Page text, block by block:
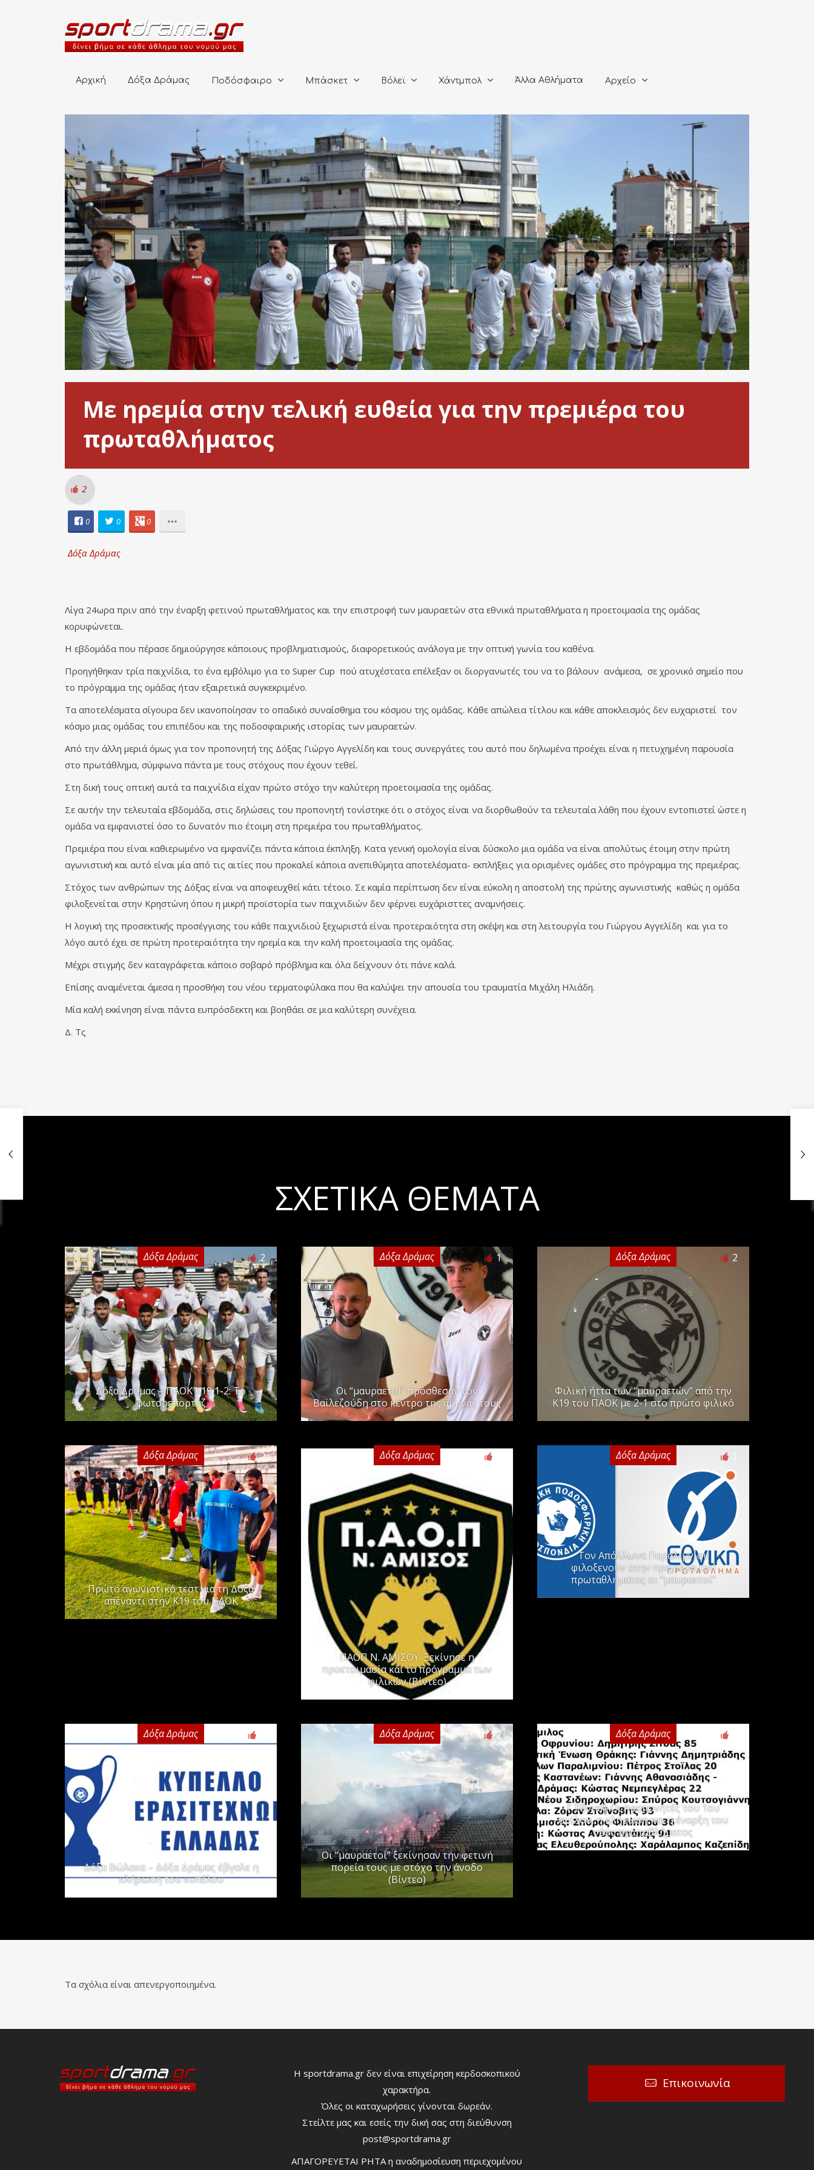
Αρχική Δόξα Δράμας Ποδόσφαιρο Μπάσκετ Βόλεϊ Χάντμπολ Άλλα Αθλήματα Αρχείο
Με ηρεμία στην τελική ευθεία για την πρεμιέρα του
πρωταθλήματος
2
0 0 0
Δόξα Δράμας
Λίγα 24ωρα πριν από την έναρξη φετινού πρωταθλήματος και την επιστροφή των μαυραετών στα εθνικά πρωταθλήματα η προετοιμασία της ομάδας
κορυφώνεται.
Η εβδομάδα που πέρασε δημιούργησε κάποιους προβληματισμούς, διαφορετικούς ανάλογα με την οπτική γωνία του καθένα.
Προηγήθηκαν τρία παιχνίδια, το ένα εμβόλιμο για το Super Cup πού ατυχέστατα επέλεξαν οι διοργανωτές του να το βάλουν ανάμεσα, σε χρονικό σημείο που
το πρόγραμμα της ομάδας ήταν εξαιρετικά συγκεκριμένο.
Τα αποτελέσματα σίγουρα δεν ικανοποίησαν το οπαδικό συναίσθημα του κόσμου της ομάδας. Κάθε απώλεια τίτλου και κάθε αποκλεισμός δεν ευχαριστεί τον
κόσμο μιας ομάδας του επιπέδου και της ποδοσφαιρικής ιστορίας των μαυραετών.
Από την άλλη μεριά όμως για τον προπονητή της Δόξας Γιώργο Αγγελίδη και τους συνεργάτες του αυτό που δηλωμένα προέχει είναι η πετυχημένη παρουσία
στο πρωτάθλημα, σύμφωνα πάντα με τους στόχους που έχουν τεθεί.
Στη δική τους οπτική αυτά τα παιχνίδια είχαν πρώτο στόχο την καλύτερη προετοιμασία της ομάδας.
Σε αυτήν την τελευταία εβδομάδα, στις δηλώσεις του προπονητή τονίστηκε ότι ο στόχος είναι να διορθωθούν τα τελευταία λάθη που έχουν εντοπιστεί ώστε η
ομάδα να εμφανιστεί όσο το δυνατόν πιο έτοιμη στη πρεμιέρα του πρωταθλήματος.
Πρεμιέρα που είναι καθιερωμένο να εμφανίζει πάντα κάποια έκπληξη. Κατα γενική ομολογία είναι δύσκολο μια ομάδα να είναι απολύτως έτοιμη στην πρώτη
αγωνιστική και αυτό είναι μία από τις αιτίες που προκαλεί κάποια ανεπιθύμητα αποτελέσματα- εκπλήξεις για ορισμένες ομάδες στο πρόγραμμα της πρεμιέρας.
Στόχος των ανθρώπων της Δόξας είναι να αποφευχθεί κάτι τέτοιο. Σε καμία περίπτωση δεν είναι εύκολη η αποστολή της πρώτης αγωνιστικής καθώς η ομάδα
φιλοξενείται στην Κρηστώνη όπου η μικρή προϊστορία των παιχνιδιών δεν φέρνει ευχάρισττες αναμνήσεις.
Η λογική της προσεκτικής προσέγγισης του κάθε παιχνιδιού ξεχωριστά είναι προτεραιότητα στη σκέψη και στη λειτουργία του Γιώργου Αγγελίδη και για το
λόγο αυτό έχει σε πρώτη προτεραιότητα την ηρεμία και την καλή προετοιμασία της ομάδας.
Μέχρι στιγμής δεν καταγράφεται κάποιο σοβαρό πρόβλημα και όλα δείχνουν ότι πάνε καλά.
Επίσης αναμένεται άμεσα η προσθήκη του νέου τερματοφύλακα που θα καλύψει την απουσία του τραυματία Μιχάλη Ηλιάδη.
Μία καλή εκκίνηση είναι πάντα ευπρόσδεκτη και βοηθάει σε μια καλύτερη συνέχεια.
Δ. Τς
ΣΧΕΤΙΚΆ ΘΈΜΑΤΑ
Δόξα Δράμας 2
Δόξα Δράμας – ΠΑΟΚ Κ19 1-2: Το
φωτορεπορτάζ
Δόξα Δράμας 1
Οι “μαυραετοί” πρόσθεσαν τον
Βαϊλεζούδη στο κέντρο της άμυνας τους
Δόξα Δράμας 2
Φιλική ήττα των “μαυραετών” από την
Κ19 του ΠΑΟΚ με 2-1 στο πρώτο φιλικό
Δόξα Δράμας 2
Πρώτο αγωνιστικό τεστ για τη Δόξα
απέναντι στην Κ19 του ΠΑΟΚ
Δόξα Δράμας
ΠΑΟΠ Ν. ΑΜΙΣΟΥ: Ξεκίνησε η
προετοιμασία και το πρόγραμμα των
φιλικών (Βίντεο)
Δόξα Δράμας
Τον Απόλλωνα Παραλιμνίου
φιλοξενούν στην πρεμιέρα του
πρωταθλήματος οι “μαυραετοί”
Δόξα Δράμας
Δόξα Βώλακα – Δόξα Δράμας έβγαλε η
κλήρωση του κυπέλου
Δόξα Δράμας 2
Οι “μαυραετοί” ξεκίνησαν την φετινή
πορεία τους με στόχο την άνοδο
(Βίντεο)
Δόξα Δράμας
Γ΄ Εθνική: Οι προπονητές του 1ου
ομίλου, η κλήρωση και η έναρξη του
νέου πρωταθλήματος
Τα σχόλια είναι απενεργοποιημένα.
Η sportdrama.gr δεν είναι επιχείρηση κερδοσκοπικού
χαρακτήρα.
Όλες οι καταχωρήσεις γίνονται δωρεάν.
Στείλτε μας και εσείς την δική σας στη διεύθυνση
post@sportdrama.gr
ΑΠΑΓΟΡΕΥΕΤΑΙ ΡΗΤΑ η αναδημοσίευση περιεχομένου
Επικοινωνία